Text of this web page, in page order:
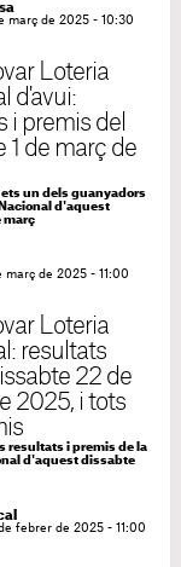
març de 2025 - 10:30
Loteria
d'avui:
i premis del
1 de març de
un dels guanyadors
d'aquest
març
març de 2025 - 11:00
Loteria
resultats
22 de
2025, i tots
resultats i premis de la
d'aquest dissabte
febrer de 2025 - 11:00